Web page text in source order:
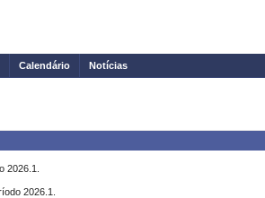
Calendário Notícias
2026.1.
2026.1.